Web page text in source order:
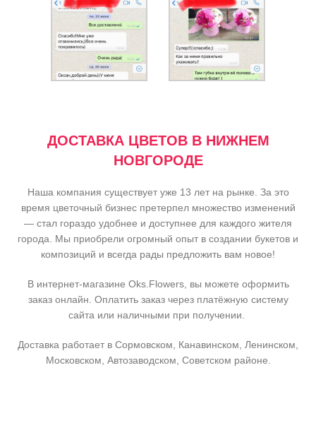
ДОСТАВКА ЦВЕТОВ В НИЖНЕМ
НОВГОРОДЕ
Наша компания существует уже 13 лет на рынке. За это
время цветочный бизнес претерпел множество изменений
— стал гораздо удобнее и доступнее для каждого жителя
города. Мы приобрели огромный опыт в создании букетов и
композиций и всегда рады предложить вам новое!
В интернет-магазине Oks.Flowers, вы можете оформить
заказ онлайн. Оплатить заказ через платёжную систему
сайта или наличными при получении.
Доставка работает в Сормовском, Канавинском, Ленинском,
Московском, Автозаводском, Советском районе.